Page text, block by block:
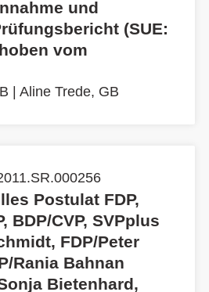
und
(SUE:
vom
Aline Trede, GB
Postulat FDP,
BDP/CVP, SVPplus
FDP/Peter
Rania Bahnan
Bietenhard,